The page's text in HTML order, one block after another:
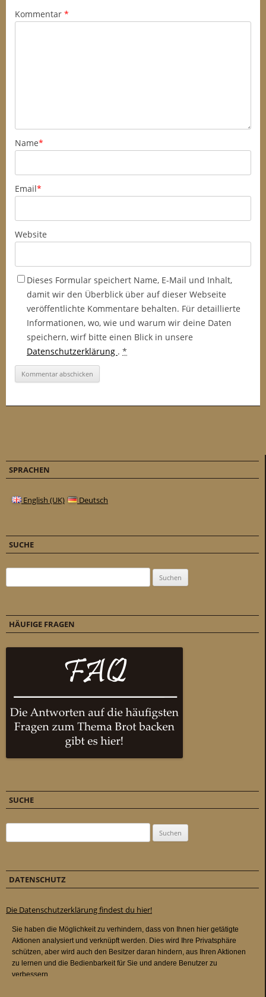
Kommentar *
Name*
Email*
Website
Dieses Formular speichert Name, E-Mail und Inhalt,
damit wir den Überblick über auf dieser Webseite
veröffentlichte Kommentare behalten. Für detaillierte
Informationen, wo, wie und warum wir deine Daten
speichern, wirf bitte einen Blick in unsere
Datenschutzerklärung . *
SPRACHEN
English (UK) Deutsch
SUCHE
HÄUFIGE FRAGEN
SUCHE
DATENSCHUTZ
Die Datenschutzerklärung findest du hier!